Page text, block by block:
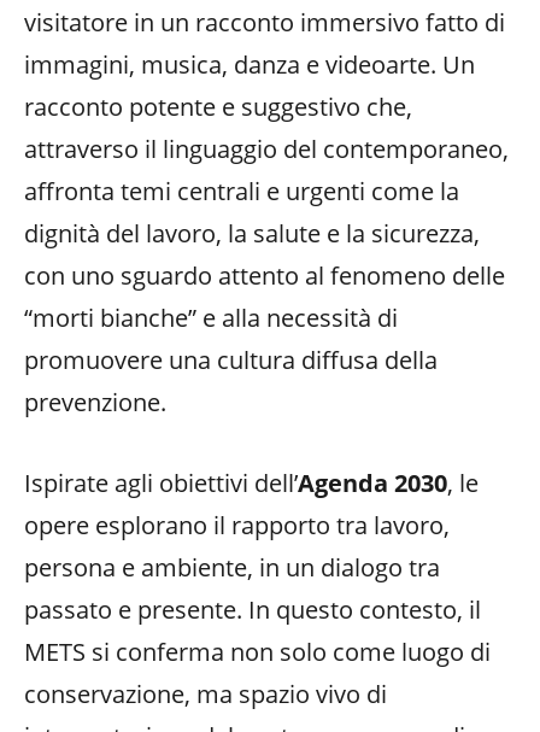
visitatore in un racconto immersivo fatto di
immagini, musica, danza e videoarte. Un
racconto potente e suggestivo che,
attraverso il linguaggio del contemporaneo,
affronta temi centrali e urgenti come la
dignità del lavoro, la salute e la sicurezza,
con uno sguardo attento al fenomeno delle
“morti bianche” e alla necessità di
promuovere una cultura diffusa della
prevenzione.
Ispirate agli obiettivi dell’Agenda 2030, le
opere esplorano il rapporto tra lavoro,
persona e ambiente, in un dialogo tra
passato e presente. In questo contesto, il
METS si conferma non solo come luogo di
conservazione, ma spazio vivo di